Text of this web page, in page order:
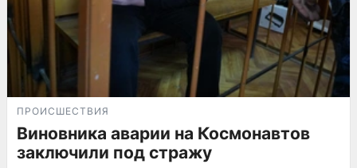
ПРОИСШЕСТВИЯ
Виновника аварии на Космонавтов
заключили под стражу